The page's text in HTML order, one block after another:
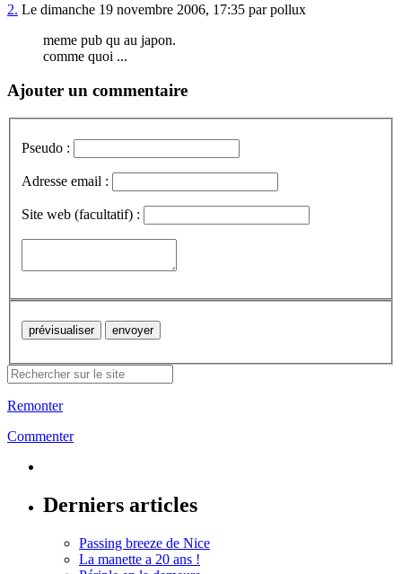
2. Le dimanche 19 novembre 2006, 17:35 par pollux
meme pub qu au japon.
comme quoi ...
Ajouter un commentaire
Pseudo :
Adresse email :
Site web (facultatif) :
Remonter
Commenter
Derniers articles
Passing breeze de Nice
La manette a 20 ans !